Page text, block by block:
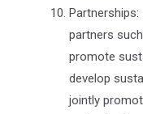
partners
promote
develop
jointly